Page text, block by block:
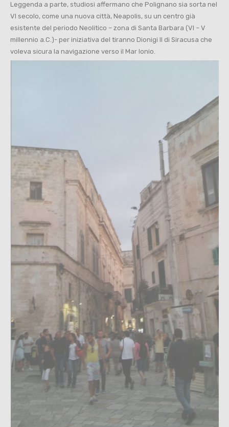
Leggenda a parte, studiosi affermano che Polignano sia sorta nel
VI secolo, come una nuova città, Neapolis, su un centro già
esistente del periodo Neolitico – zona di Santa Barbara (VI – V
millennio a.C.)- per iniziativa del tiranno Dionigi II di Siracusa che
voleva sicura la navigazione verso il Mar Ionio.